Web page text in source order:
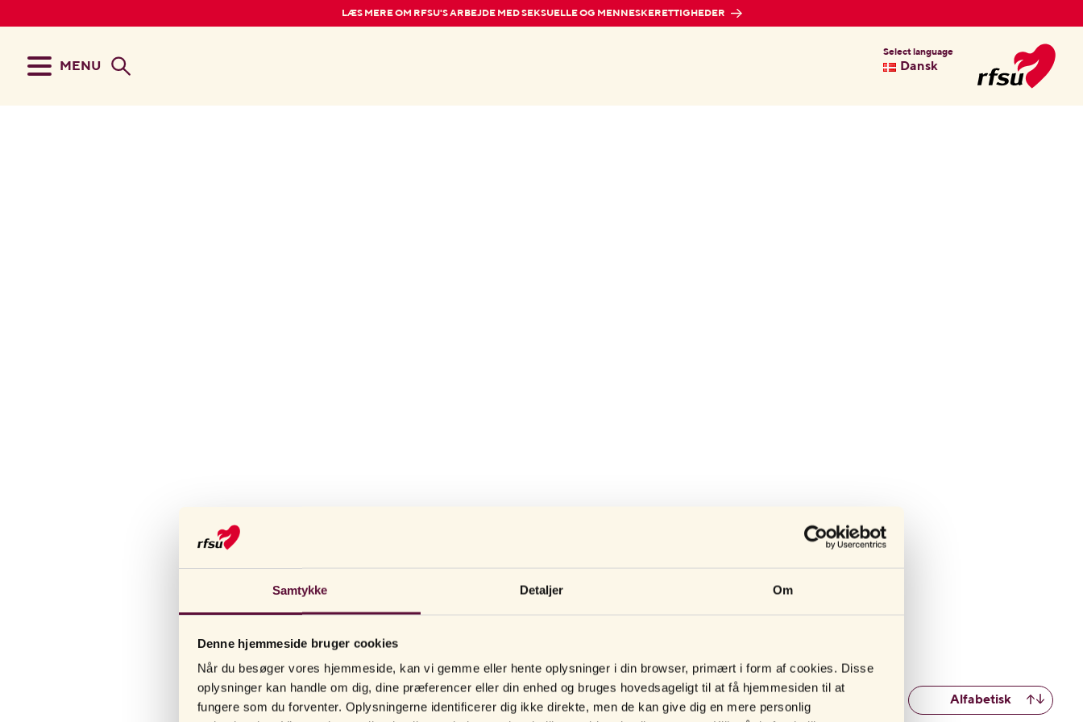
Samtykke Detaljer Om
Denne hjemmeside bruger cookies
Når du besøger vores hjemmeside, kan vi gemme eller hente oplysninger i din browser, primært i form af cookies. Disse
oplysninger kan handle om dig, dine præferencer eller din enhed og bruges hovedsageligt til at få hjemmesiden til at
fungere som du forventer. Oplysningerne identificerer dig ikke direkte, men de kan give dig en mere personlig
LÆS MERE OM RFSU'S ARBEJDE MED SEKSUELLE OG MENNESKERETTIGHEDER
MENU
Select language
Dansk
Noprede og rillede kondomer er lavet for at give en mere spændende og intens oplevelse under sex. De kombinerer
øge fornemmelsen og nydelsen.
NOPRET KONDOM GIVER MERE FØLSOMHED
Et nopret kondom er specielt designet til at give lidt ekstra stimulering ved at skabe mere friktion end et glat kondom.
Alfabetisk